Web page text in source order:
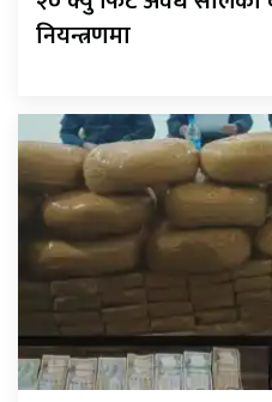
नियन्त्रणमा